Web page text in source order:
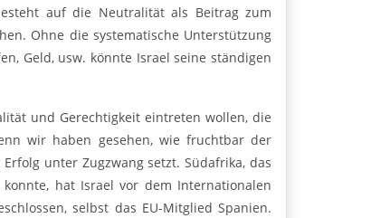
auf die Neutralität als Beitrag zum
Ohne die systematische Unterstützung
Geld, usw. könnte Israel seine ständigen
und Gerechtigkeit eintreten wollen, die
wir haben gesehen, wie fruchtbar der
unter Zugzwang setzt. Südafrika, das
hat Israel vor dem Internationalen
selbst das EU-Mitglied Spanien.